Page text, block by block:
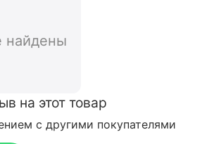
реальных
нашего интернет-
найдены
на этот товар
с другими покупателями